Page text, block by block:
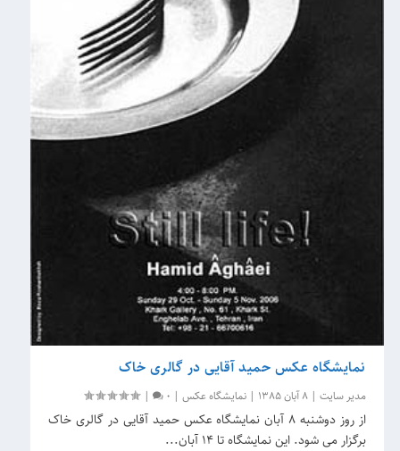
نمایشگاه عکس حمید آقایی در گالری خاک
مدیر سایت |8 آبان 1385 |نمایشگاه عکس |
0
|
از روز دوشنبه 8 آبان نمایشگاه عکس حمید آقایی در گالری خاک
برگزار می شود. این نمایشگاه تا 14 آبان...